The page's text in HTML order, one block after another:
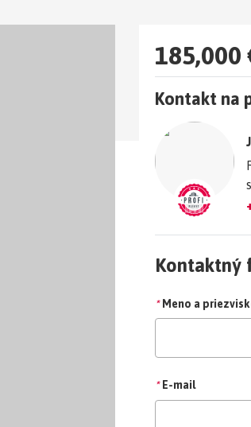
185,000
Kontakt na
Kontaktný
* Meno a
* E-mail